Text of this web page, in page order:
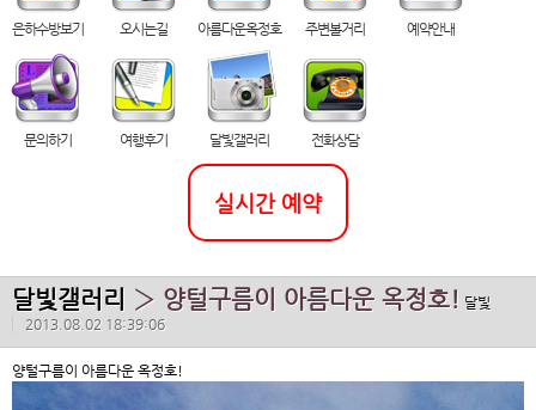
은하수방보기 오시는길 아름다운옥정호 주변볼거리 예약안내
문의하기 여행후기 달빛갤러리 전화상담
실시간 예약
달빛갤러리 › 양털구름이 아름다운 옥정호! 달빛
2013.08.02 18:39:06
양털구름이 아름다운 옥정호!